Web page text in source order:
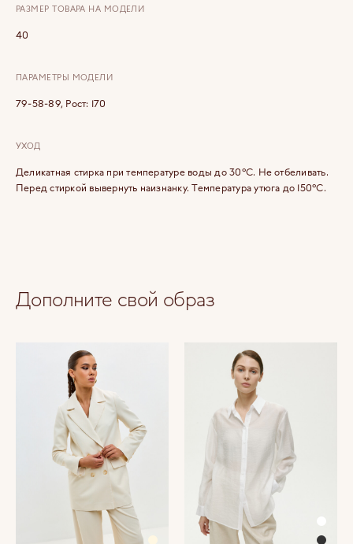
РАЗМЕР ТОВАРА НА МОДЕЛИ
40
ПАРАМЕТРЫ МОДЕЛИ
79-58-89, Рост: 170
УХОД
Деликатная стирка при температуре воды до 30°C. Не отбеливать.
Перед стиркой вывернуть наизнанку. Температура утюга до 150°C.
Дополните свой образ